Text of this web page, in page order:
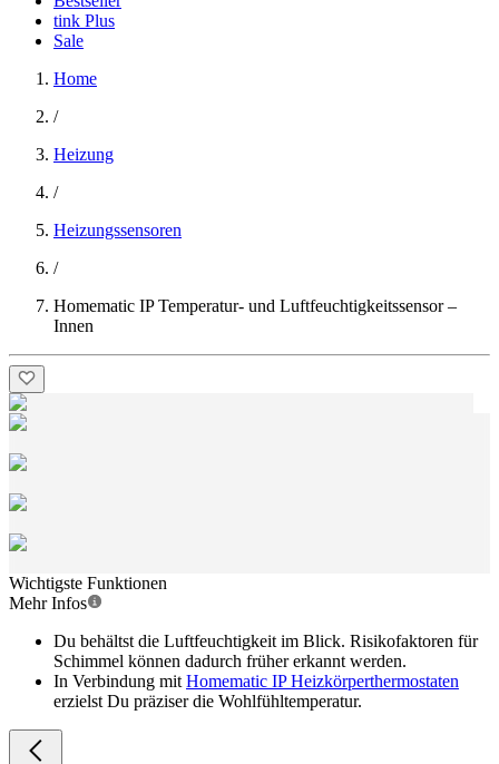
tink Plus
Sale
Home
/
Heizung
/
Heizungssensoren
/
Homematic IP Temperatur- und Luftfeuchtigkeitssensor –
Innen
Wichtigste Funktionen
Mehr Infos
Du behältst die Luftfeuchtigkeit im Blick. Risikofaktoren für
Schimmel können dadurch früher erkannt werden.
In Verbindung mit Homematic IP Heizkörperthermostaten
erzielst Du präziser die Wohlfühltemperatur.